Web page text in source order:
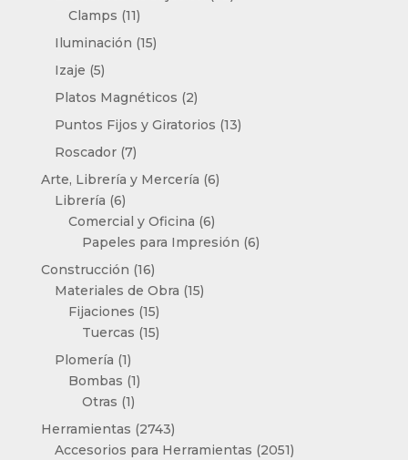
Clamps 1111
productos
Iluminación 1515
Izaje 55
productos
Platos Magnéticos 22
productos
Puntos Fijos y Giratorios 1313
Roscador 77
productos
Arte, Librería y Mercería 66
Librería 66
productos
Comercial y Oficina 66
productos
Papeles para Impresión 66
Construcción 1616
productos
Materiales de Obra 1515
Fijaciones 1515
productos
Tuercas 1515
Plomería 11
producto
Bombas 11
Otras 11
producto
Herramientas 27432743
productos
Accesorios para Herramientas 20512051